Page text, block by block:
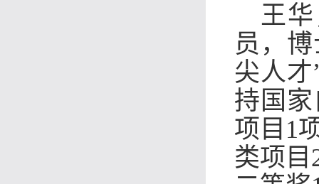
王
员，
尖人
持国
项目1
类项